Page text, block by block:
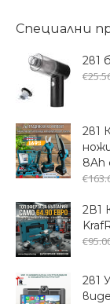
Специални
2в1
2в1
8Ah
2В1
2в1